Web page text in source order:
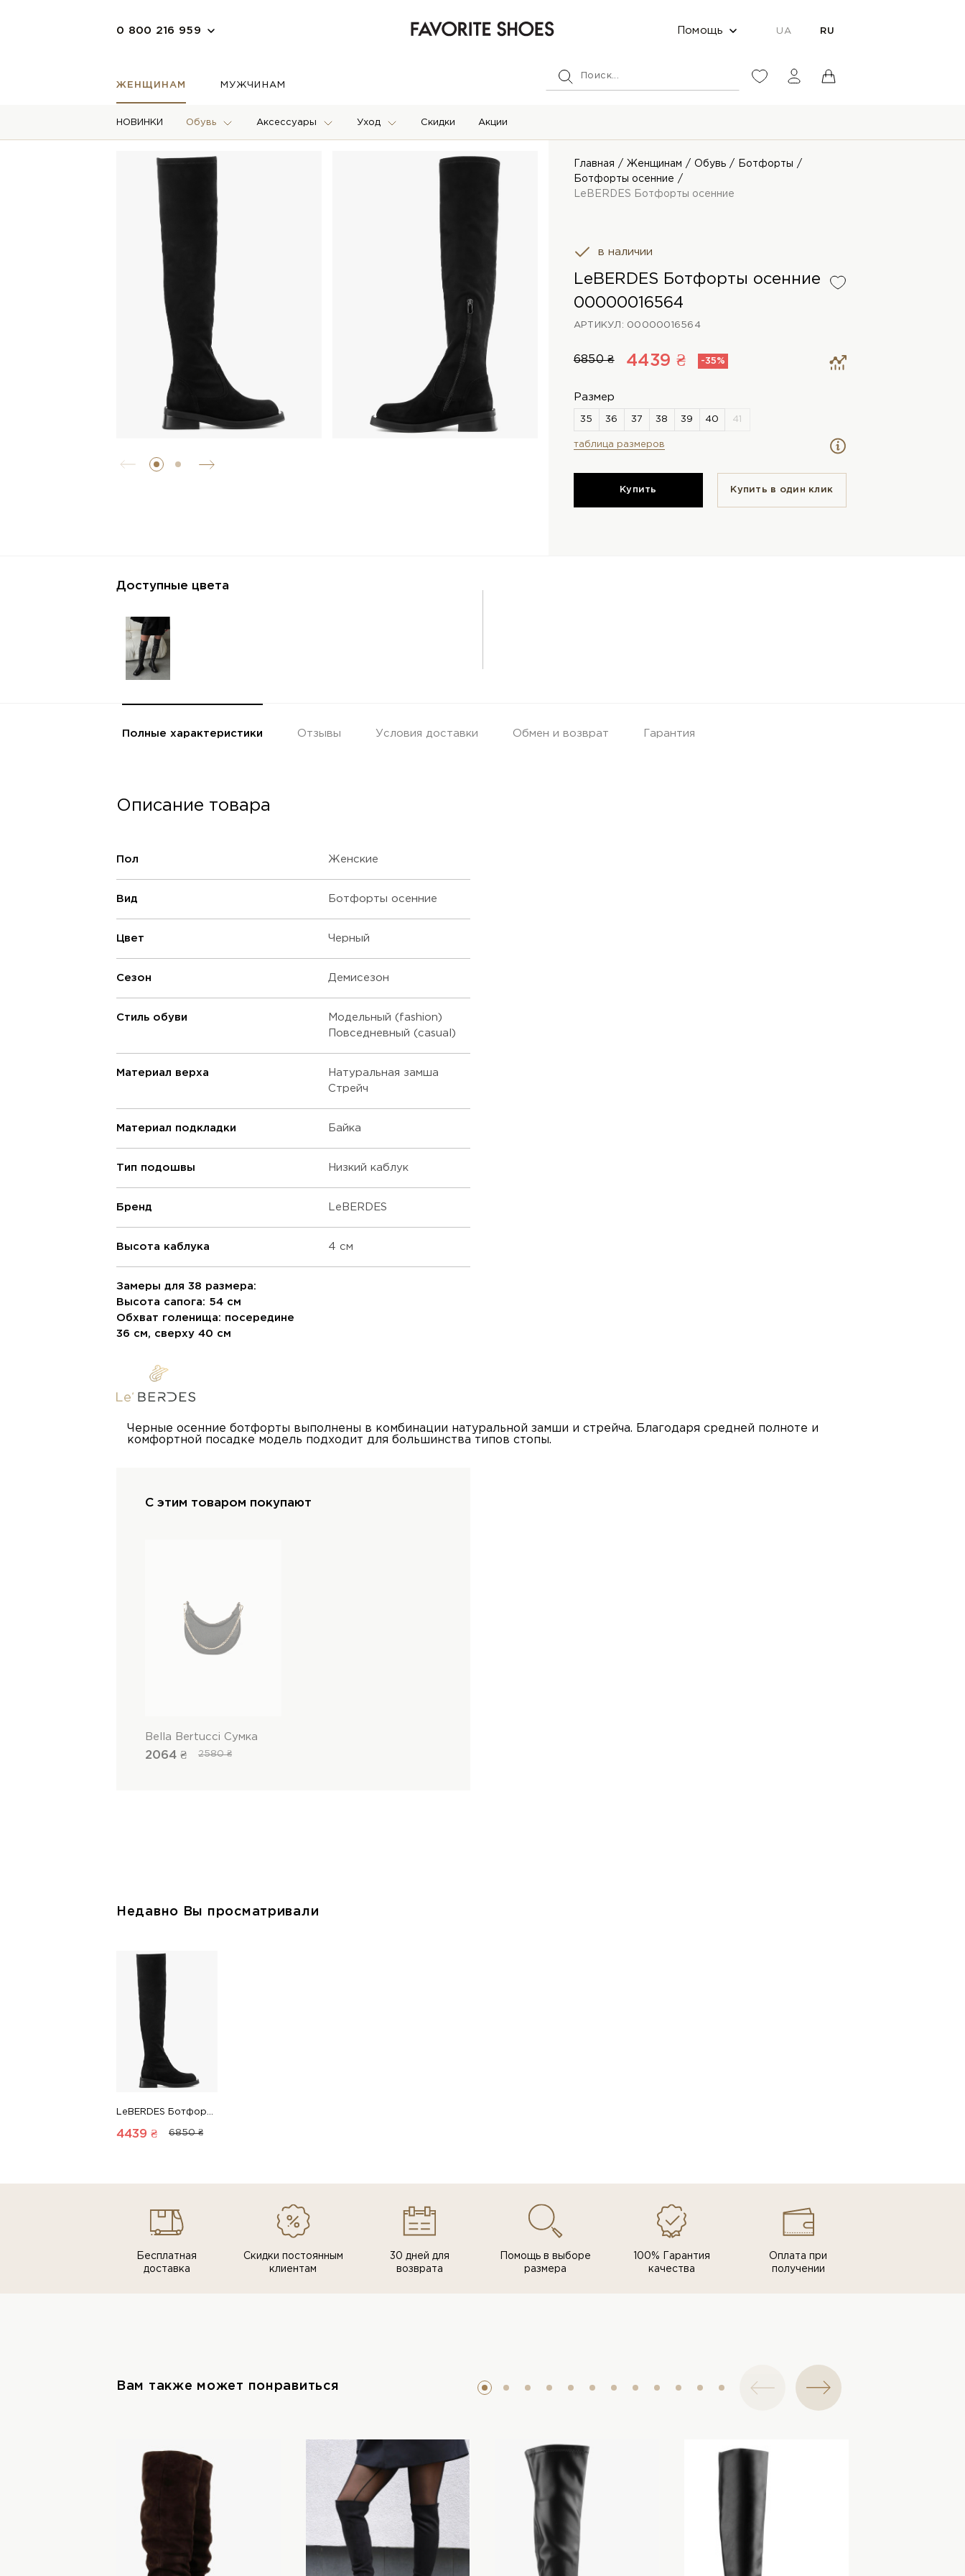
0 800 216 959 Помощь UA RU
ЖЕНЩИНАМ МУЖЧИНАМ
НОВИНКИ Обувь Аксессуары Уход Скидки Акции
Главная Женщинам Обувь
Ботфорты
Ботфорты осенние
LeBERDES Ботфорты осенние
в наличии
LeBERDES Ботфорты осенние
00000016564
АРТИКУЛ: 00000016564
6850 ₴ 4439 ₴ -35%
Размер
таблица размеров
Купить Купить в один клик
Доступные цвета
Полные характеристики Отзывы Условия доставки Обмен и возврат Гарантия
Описание товара
Пол Женские
Вид Ботфорты осенние
Цвет Черный
Сезон Демисезон
Стиль обуви
Модельный (fashion)
Повседневный (casual)
Материал верха
Натуральная замша
Стрейч
Материал подкладки Байка
Тип подошвы Низкий каблук
Бренд LeBERDES
Высота каблука 4 см
Замеры для 38 размера:
Высота сапога: 54 см
Обхват голенища: посередине
36 см, сверху 40 см
Черные осенние ботфорты выполнены в комбинации натуральной замши и стрейча. Благодаря средней полноте и
комфортной посадке модель подходит для большинства типов стопы.
С этим товаром покупают
Bella Bertucci Сумка
2064 ₴ 2580 ₴
Недавно Вы просматривали
4439 ₴ 6850 ₴
Бесплатная
доставка
Скидки постоянным
клиентам
30 дней для
возврата
Помощь в выборе
размера
100% Гарантия
качества
Оплата при
получении
Вам также может понравиться